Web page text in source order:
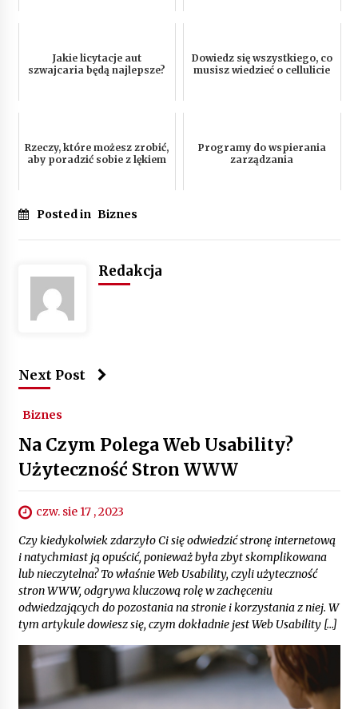
Jakie licytacje aut
szwajcaria będą najlepsze?
Dowiedz się wszystkiego, co
musisz wiedzieć o cellulicie
Rzeczy, które możesz zrobić,
aby poradzić sobie z lękiem
Programy do wspierania
zarządzania
Posted in Biznes
Redakcja
Next Post
Biznes
Na Czym Polega Web Usability?
Użyteczność Stron WWW
czw. sie 17 , 2023
Czy kiedykolwiek zdarzyło Ci się odwiedzić stronę internetową
i natychmiast ją opuścić, ponieważ była zbyt skomplikowana
lub nieczytelna? To właśnie Web Usability, czyli użyteczność
stron WWW, odgrywa kluczową rolę w zachęceniu
odwiedzających do pozostania na stronie i korzystania z niej. W
tym artykule dowiesz się, czym dokładnie jest Web Usability […]